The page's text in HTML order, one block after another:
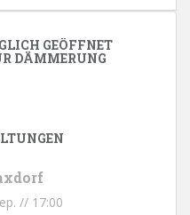
GEÖFFNET
DÄMMERUNG
// 17:00